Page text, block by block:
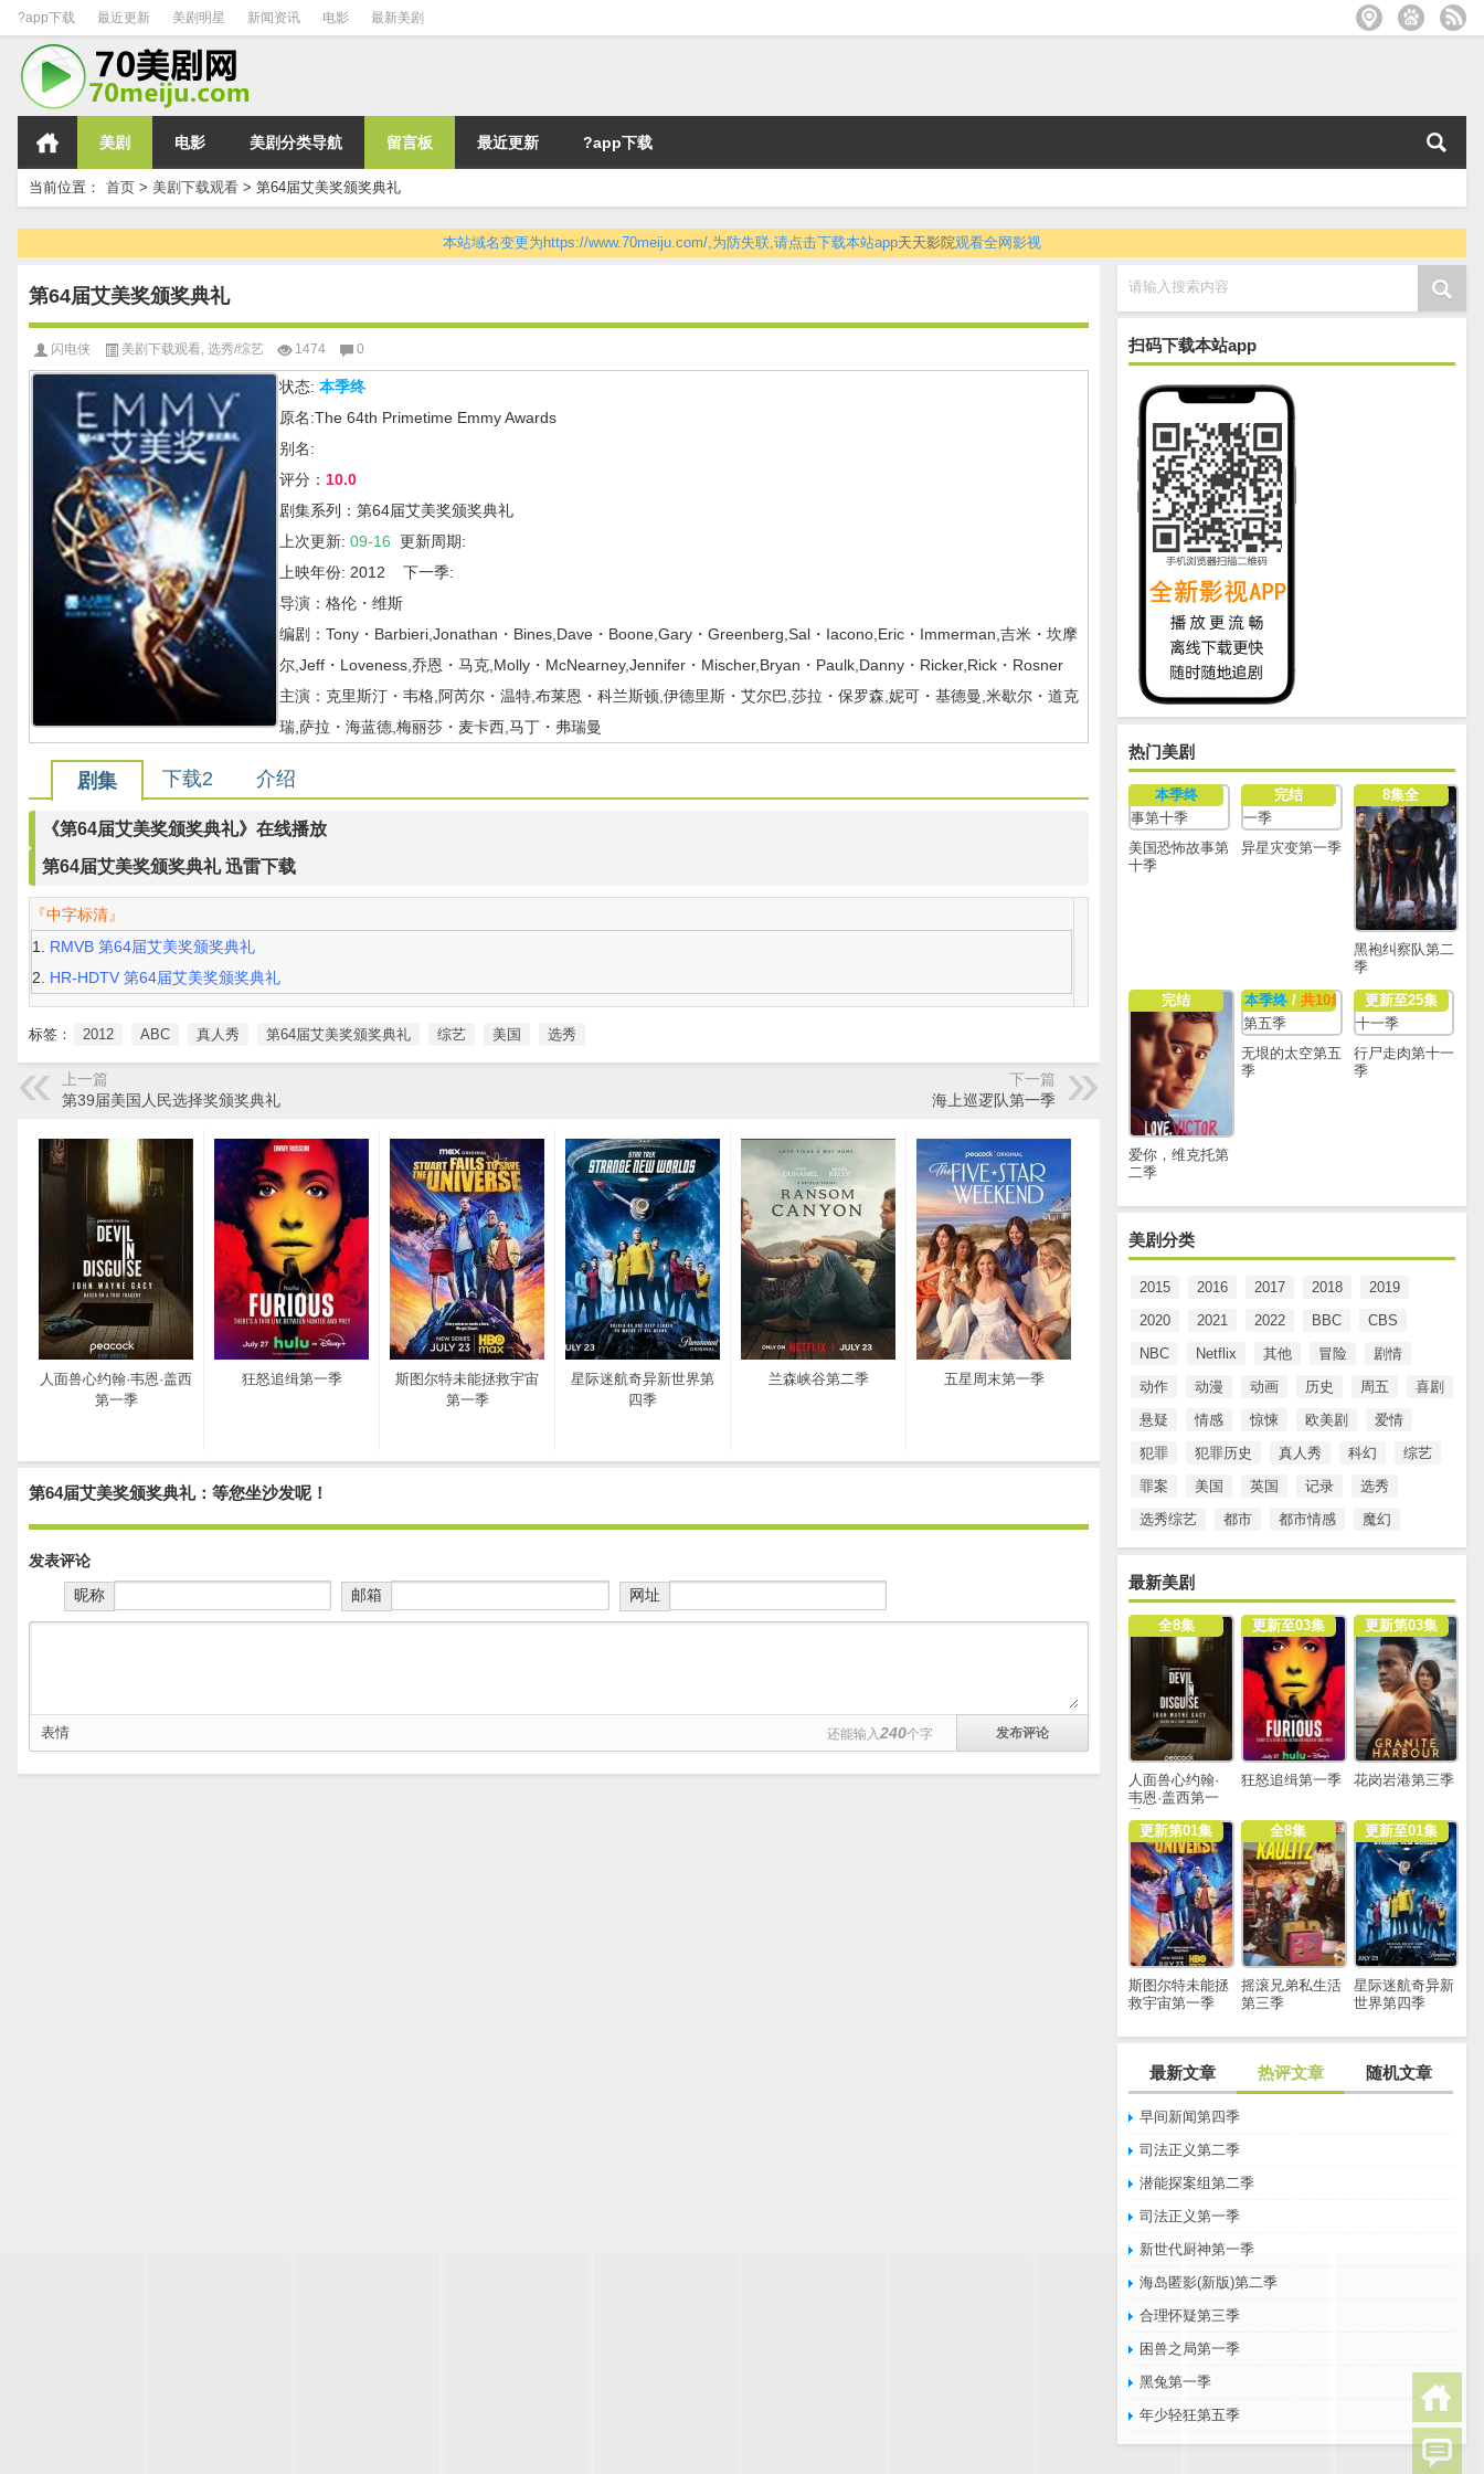
?app下载 最近更新 美剧明星 新闻资讯 电影 最新美剧
美剧 电影 美剧分类导航 留言板 最近更新 ?app下载
当前位置： 首页 > 美剧下载观看 > 第64届艾美奖颁奖典礼
本站域名变更为https://www.70meiju.com/,为防失联,请点击下载本站app天天影院观看全网影视
请输入搜索内容
扫码下载本站app
热门美剧
本季终
美国恐怖故事第
十季
完结
异星灾变第一季
8集全
黑袍纠察队第二
季
完结
爱你，维克托第
二季
本季终/ 共10集
无垠的太空第五
季
更新至25集
行尸走肉第十一
季
美剧分类
2015 2016 2017 2018
2019
2020
2021 2022 BBC
CBS
NBC
Netflix 其他 冒险
剧情
动作
动漫 动画 历史 周五
喜剧
悬疑
情感 惊悚 欧美剧
爱情
犯罪
犯罪历史 真人秀 科幻
综艺
罪案
美国 英国 记录
选秀
选秀综艺
都市 都市情感 魔幻
最新美剧
全8集
人面兽心约翰·
韦恩·盖西第一
季
更新至03集
狂怒追缉第一季
更新第03集
花岗岩港第三季
更新第01集
斯图尔特未能拯
救宇宙第一季
全8集
摇滚兄弟私生活
第三季
更新至01集
星际迷航奇异新
世界第四季
最新文章 热评文章 随机文章
早间新闻第四季
司法正义第二季
潜能探案组第二季
司法正义第一季
新世代厨神第一季
海岛匿影(新版)第二季
合理怀疑第三季
困兽之局第一季
黑兔第一季
年少轻狂第五季
第64届艾美奖颁奖典礼
闪电侠 美剧下载观看 选秀/综艺 1474 0
状态: 本季终
原名:The 64th Primetime Emmy Awards
别名:
评分： 10.0
剧集系列：第64届艾美奖颁奖典礼
上次更新: 09-16 更新周期:
上映年份: 2012 下一季:
导演：格伦・维斯
编剧：Tony・Barbieri,Jonathan・Bines,Dave・Boone,Gary・Greenberg,Sal・Iacono,Eric・Immerman,吉米・坎摩
尔,Jeff・Loveness,乔恩・马克,Molly・McNearney,Jennifer・Mischer,Bryan・Paulk,Danny・Ricker,Rick・Rosner
主演：克里斯汀・韦格,阿芮尔・温特,布莱恩・科兰斯顿,伊德里斯・艾尔巴,莎拉・保罗森,妮可・基德曼,米歇尔・道克
瑞,萨拉・海蓝德,梅丽莎・麦卡西,马丁・弗瑞曼
剧集 下载2 介绍
《第64届艾美奖颁奖典礼》在线播放
第64届艾美奖颁奖典礼 迅雷下载
『中字标清』
RMVB 第64届艾美奖颁奖典礼
HR-HDTV 第64届艾美奖颁奖典礼
标签： 2012 ABC 真人秀 第64届艾美奖颁奖典礼 综艺 美国 选秀
上一篇
第39届美国人民选择奖颁奖典礼
下一篇
海上巡逻队第一季
人面兽心约翰·韦恩·盖西
第一季
狂怒追缉第一季
斯图尔特未能拯救宇宙
第一季
星际迷航奇异新世界第
四季
兰森峡谷第二季 五星周末第一季
第64届艾美奖颁奖典礼：等您坐沙发呢！
发表评论
昵称
邮箱 网址
表情 还能输入240个字